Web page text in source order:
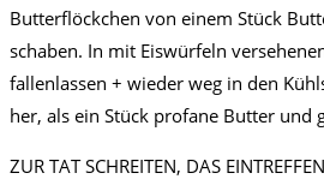
Butterflöckchen von einem Stück
schaben. In mit Eiswürfeln
fallenlassen + wieder weg in den
her, als ein Stück profane Butter und
ZUR TAT SCHREITEN, DAS